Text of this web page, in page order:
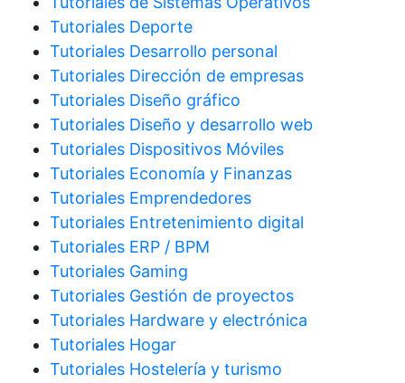
Tutoriales Deporte
Tutoriales Desarrollo personal
Tutoriales Dirección de empresas
Tutoriales Diseño gráfico
Tutoriales Diseño y desarrollo web
Tutoriales Dispositivos Móviles
Tutoriales Economía y Finanzas
Tutoriales Emprendedores
Tutoriales Entretenimiento digital
Tutoriales ERP / BPM
Tutoriales Gaming
Tutoriales Gestión de proyectos
Tutoriales Hardware y electrónica
Tutoriales Hogar
Tutoriales Hostelería y turismo